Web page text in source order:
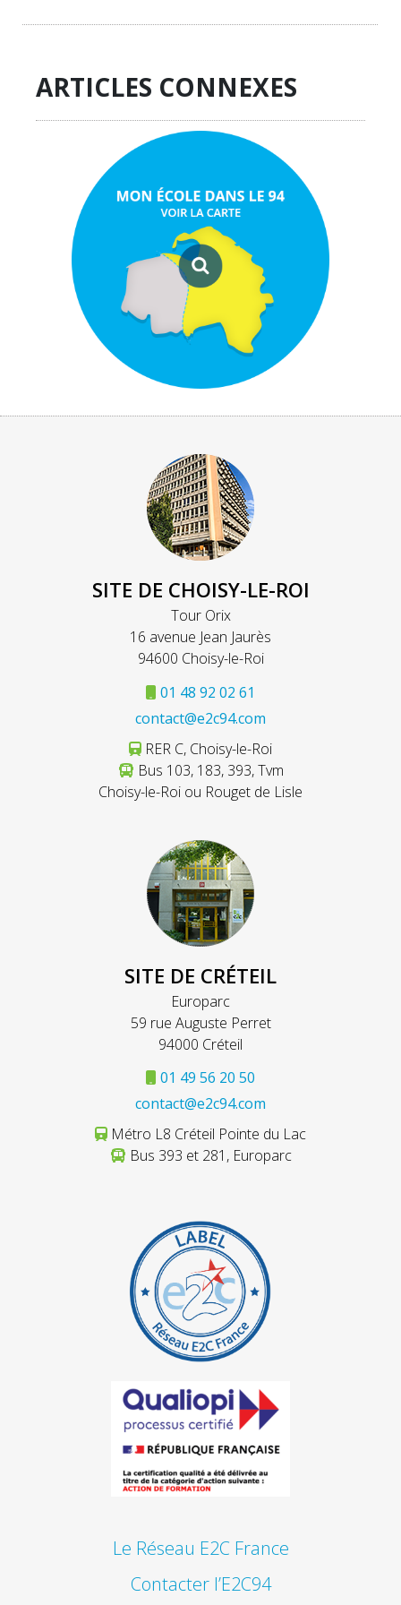
ARTICLES CONNEXES
SITE DE CHOISY-LE-ROI
Tour Orix
16 avenue Jean Jaurès
94600 Choisy-le-Roi
01 48 92 02 61
contact@e2c94.com
RER C, Choisy-le-Roi
Bus 103, 183, 393, Tvm
Choisy-le-Roi ou Rouget de Lisle
SITE DE CRÉTEIL
Europarc
59 rue Auguste Perret
94000 Créteil
01 49 56 20 50
contact@e2c94.com
Métro L8 Créteil Pointe du Lac
Bus 393 et 281, Europarc
Le Réseau E2C France
Contacter l’E2C94